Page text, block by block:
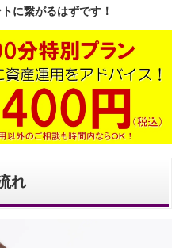
に繋がるはずです！
れ